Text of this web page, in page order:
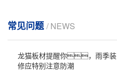
常见问题/ NEWS
龙猫板材提醒你，雨季装
修应特别注意防潮